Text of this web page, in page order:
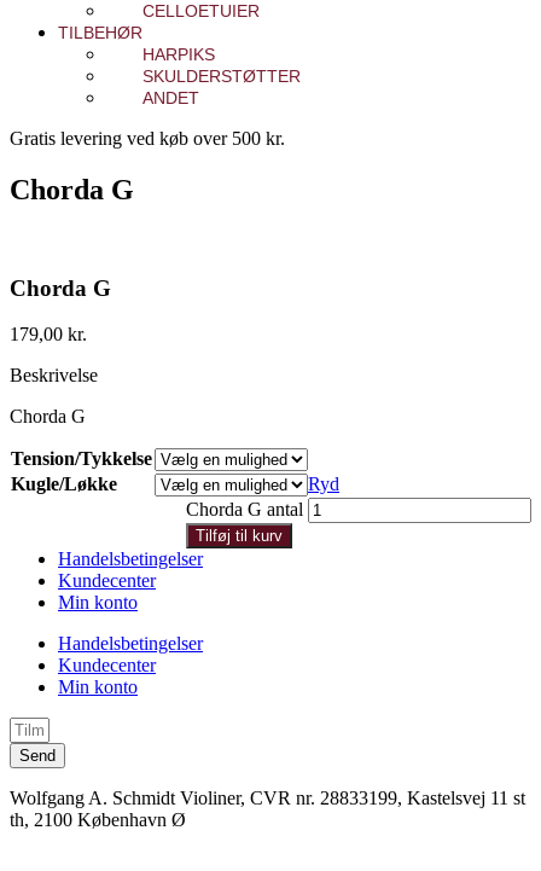
CELLOETUIER
TILBEHØR
HARPIKS
SKULDERSTØTTER
ANDET
Gratis levering ved køb over 500 kr.
Chorda G
Chorda G
179,00 kr.
Beskrivelse
Chorda G
Tension/Tykkelse
Kugle/Løkke
Ryd
Chorda G antal
Tilføj til kurv
Handelsbetingelser
Kundecenter
Min konto
Handelsbetingelser
Kundecenter
Min konto
Send
Wolfgang A. Schmidt Violiner, CVR nr. 28833199, Kastelsvej 11 st
th, 2100 København Ø